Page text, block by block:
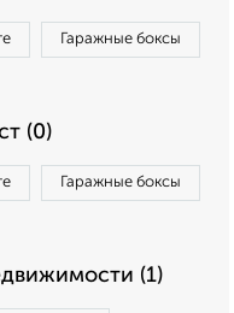
Гаражные боксы
(0)
Гаражные боксы
(1)